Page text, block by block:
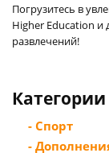
Погрузитесь в
Higher Education и
развлечений!
- Спорт
-